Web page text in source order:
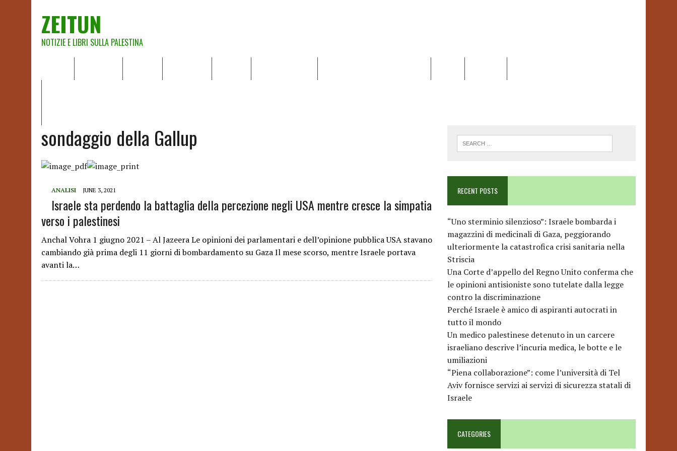
ZEITUN
NOTIZIE E LIBRI SULLA PALESTINA
sondaggio della Gallup
ANALISI JUNE 3, 2021
Israele sta perdendo la battaglia della percezione negli USA mentre cresce la simpatia
verso i palestinesi
Anchal Vohra 1 giugno 2021 – Al Jazeera Le opinioni dei parlamentari e dell’opinione pubblica USA stavano
cambiando già prima degli 11 giorni di bombardamento su Gaza Il mese scorso, mentre Israele portava
avanti la…
RECENT POSTS
“Uno sterminio silenzioso”: Israele bombarda i
magazzini di medicinali di Gaza, peggiorando
ulteriormente la catastrofica crisi sanitaria nella
Striscia
Una Corte d’appello del Regno Unito conferma che
le opinioni antisioniste sono tutelate dalla legge
contro la discriminazione
Perché Israele è amico di aspiranti autocrati in
tutto il mondo
Un medico palestinese detenuto in un carcere
israeliano descrive l’incuria medica, le botte e le
umiliazioni
“Piena collaborazione”: come l’università di Tel
Aviv fornisce servizi ai servizi di sicurezza statali di
Israele
CATEGORIES